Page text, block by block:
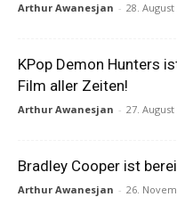
Arthur Awanesjan - 28. August
KPop Demon Hunters
Film aller Zeiten!
Arthur Awanesjan - 27. August
Bradley Cooper ist
Arthur Awanesjan - 26.